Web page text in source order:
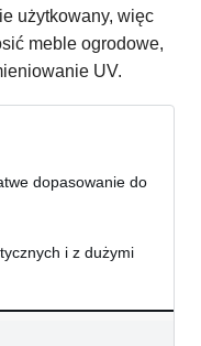
użytkowany, więc
meble ogrodowe,
UV.
dopasowanie do
i z dużymi